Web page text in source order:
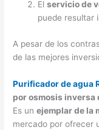
Elservicio de
puede resultar
A pesar de los
de las mejores
Purificador de agua
por osmosis inversa
Es unejemplar de la
mercado por ofrecer